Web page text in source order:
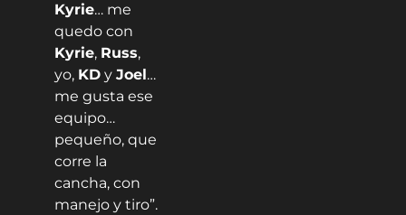
Kyrie… me
quedo con
Kyrie, Russ,
yo, KD y Joel…
me gusta ese
equipo…
pequeño, que
corre la
cancha, con
manejo y tiro”.